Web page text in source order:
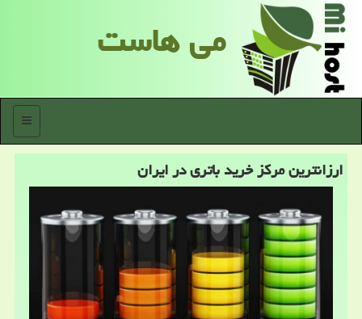
می هاست
منو
ارزانترین مركز خرید باتری در ایران